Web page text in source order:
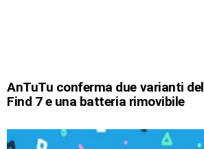
AnTuTu conferma due varianti
Find 7 e una batteria rimovibile